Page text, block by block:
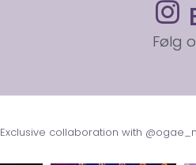
Følg
Exclusive collaboration with